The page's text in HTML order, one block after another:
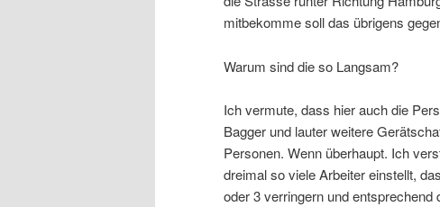
mitbekomme soll das übrigens
Warum sind die so Langsam?
Ich vermute, dass hier auch die
Bagger und lauter weitere
Personen. Wenn überhaupt. Ich
dreimal so viele Arbeiter einstellt,
oder 3 verringern und